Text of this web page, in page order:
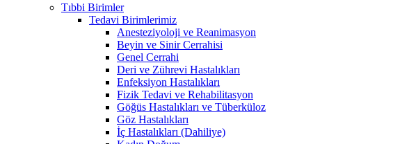
Tıbbi Birimler
Tedavi Birimlerimiz
Anesteziyoloji ve Reanimasyon
Beyin ve Sinir Cerrahisi
Genel Cerrahi
Deri ve Zührevi Hastalıkları
Enfeksiyon Hastalıkları
Fizik Tedavi ve Rehabilitasyon
Göğüs Hastalıkları ve Tüberküloz
Göz Hastalıkları
İç Hastalıkları (Dahiliye)